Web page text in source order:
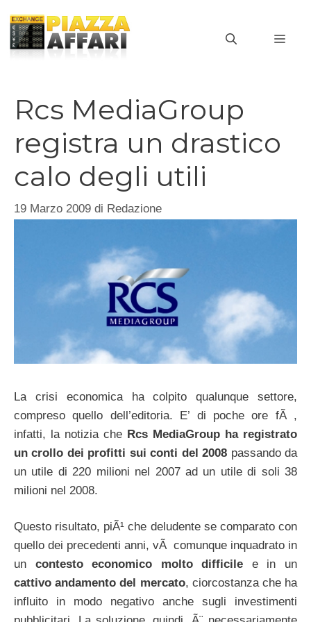
contenuto
Rcs MediaGroup
registra un drastico
calo degli utili
19 Marzo 2009 di Redazione
La crisi economica ha colpito qualunque settore,
compreso quello dell’editoria. E’ di poche ore fÃ ,
infatti, la notizia che Rcs MediaGroup ha registrato
un crollo dei profitti sui conti del 2008 passando da
un utile di 220 milioni nel 2007 ad un utile di soli 38
milioni nel 2008.
Questo risultato, piÃ¹ che deludente se comparato con
quello dei precedenti anni, vÃ comunque inquadrato in
un contesto economico molto difficile e in un
cattivo andamento del mercato, ciorcostanza che ha
influito in modo negativo anche sugli investimenti